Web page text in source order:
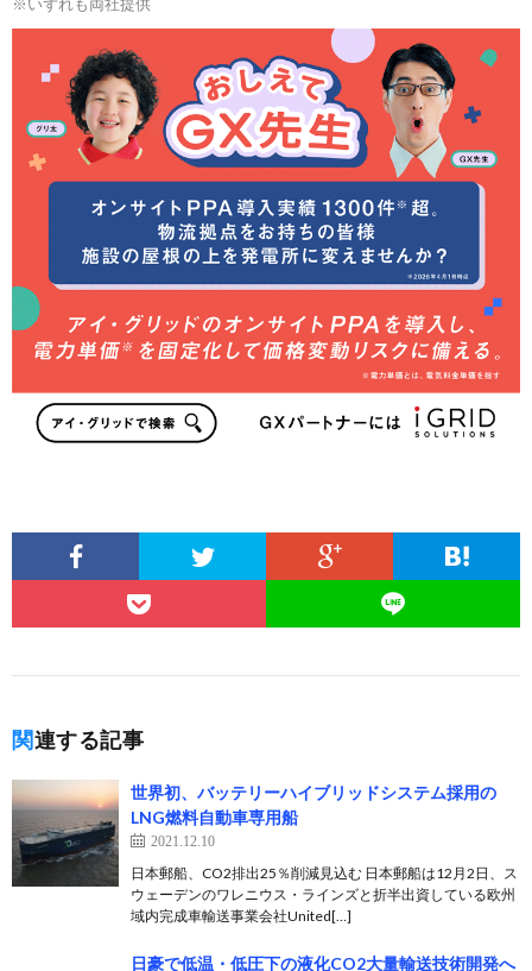
関連する記事
世界初、バッテリーハイブリッドシステム採用の
LNG燃料自動車専用船
2021.12.10
日本郵船、CO2排出25％削減見込む 日本郵船は12月2日、ス
ウェーデンのワレニウス・ラインズと折半出資している欧州
域内完成車輸送事業会社United[…]
日豪で低温・低圧下の液化CO2大量輸送技術開発へ